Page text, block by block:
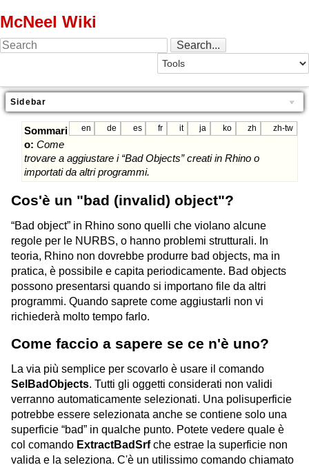
McNeel Wiki
Sidebar
en de es fr it ja ko zh zh-tw
Sommari
o: Come
trovare a aggiustare i “Bad Objects” creati in Rhino o
importati da altri programmi.
Cos'è un "bad (invalid) object"?
“Bad object” in Rhino sono quelli che violano alcune
regole per le NURBS, o hanno problemi strutturali. In
teoria, Rhino non dovrebbe produrre bad objects, ma in
pratica, è possibile e capita periodicamente. Bad objects
possono presentarsi quando si importano file da altri
programmi. Quando saprete come aggiustarli non vi
richiederà molto tempo farlo.
Come faccio a sapere se ce n'è uno?
La via più semplice per scovarlo è usare il comando
SelBadObjects. Tutti gli oggetti considerati non validi
verranno automaticamente selezionati. Una polisuperficie
potrebbe essere selezionata anche se contiene solo una
superficie “bad” in qualche punto. Potete vedere quale è
col comando ExtractBadSrfche estrae la superficie non
valida e la seleziona. C'è un utilissimo comando chiamato